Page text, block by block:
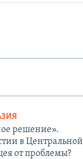
решение».
в Центральной
от проблемы?